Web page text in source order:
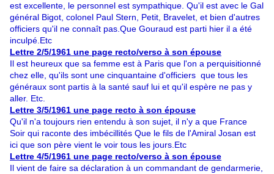
est excellente, le personnel est sympathique. Qu'il est avec le Gal
général Bigot, colonel Paul Stern, Petit, Bravelet, et bien d'autres
officiers qu'il ne connaît pas.Que Gouraud est parti hier il a été
inculpé.Etc
Lettre 2/5/1961 une page recto/verso à son épouse
Il est heureux que sa femme est à Paris que l'on a perquisitionné
chez elle, qu'ils sont une cinquantaine d'officiers que tous les
généraux sont partis à la santé sauf lui et qu'il espère ne pas y
aller. Etc.
Lettre 3/5/1961 une page recto à son épouse
Qu'il n'a toujours rien entendu à son sujet, il n'y a que France
Soir qui raconte des imbécillités Que le fils de l'Amiral Josan est
ici que son père vient le voir tous les jours.Etc
Lettre 4/5/1961 une page recto/verso à son épouse
Il vient de faire sa déclaration à un commandant de gendarmerie,